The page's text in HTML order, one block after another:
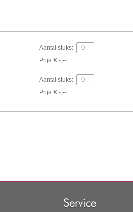
Aantal stuks:
Prijs: € -,--
Aantal stuks:
Prijs: € -,--
Service